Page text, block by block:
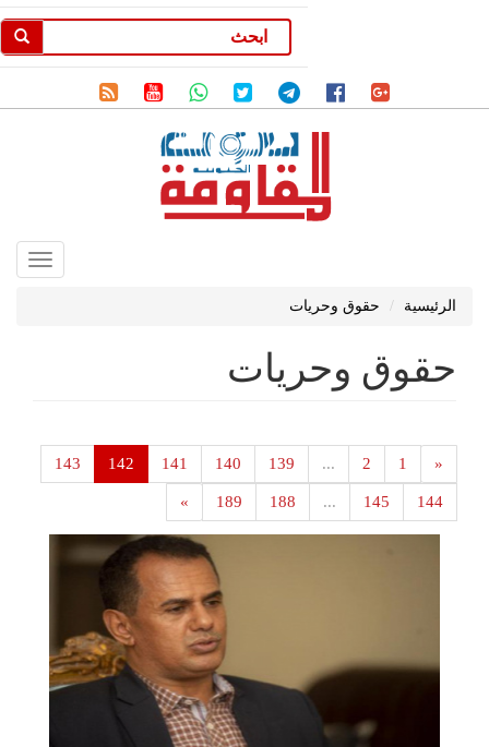
الرئيسية حقوق وحريات
حقوق وحريات
«
1
2
...
139
140
141
142
143
144
145
...
188
189
»